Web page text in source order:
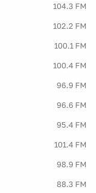
104.3 FM
102.2 FM
100.1 FM
100.4 FM
96.9 FM
96.6 FM
95.4 FM
101.4 FM
98.9 FM
88.3 FM